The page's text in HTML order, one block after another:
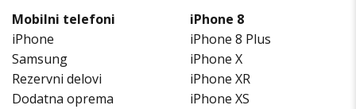
Mobilni telefoni
iPhone
Samsung
Rezervni delovi
Dodatna oprema
iPhone 8
iPhone 8 Plus
iPhone X
iPhone XR
iPhone XS